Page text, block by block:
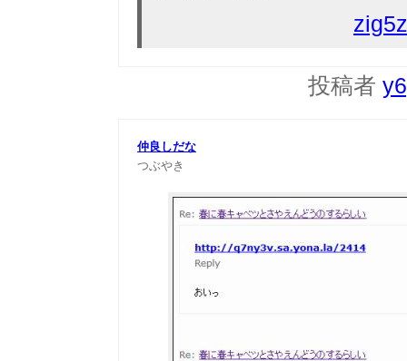
投稿者
仲良しだな
つぶやき